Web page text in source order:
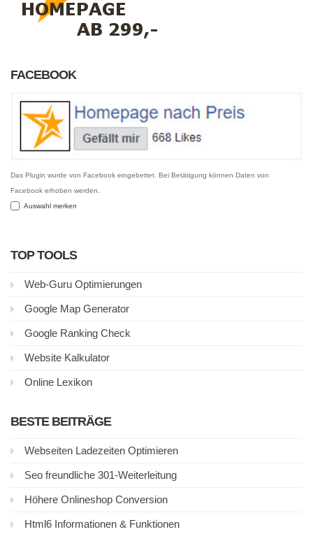
FACEBOOK
Das Plugin wurde von Facebook eingebettet. Bei Betätigung können Daten von
Facebook erhoben werden.
Auswahl merken
TOP TOOLS
Web-Guru Optimierungen
Google Map Generator
Google Ranking Check
Website Kalkulator
Online Lexikon
BESTE BEITRÄGE
Webseiten Ladezeiten Optimieren
Seo freundliche 301-Weiterleitung
Höhere Onlineshop Conversion
Html6 Informationen & Funktionen